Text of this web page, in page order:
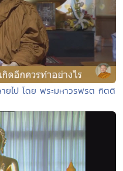
ยไป โดย พระมหาวรพรต กิตติ